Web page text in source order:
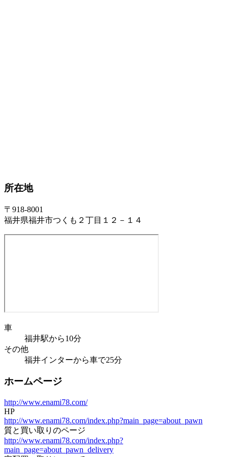
所在地
〒918-8001
福井県福井市つくも２丁目１２－１４
車
福井駅から10分
その他
福井インターから車で25分
ホームページ
http://www.enami78.com/
HP
http://www.enami78.com/index.php?main_page=about_pawn
質と買い取りのページ
http://www.enami78.com/index.php?
main_page=about_pawn_delivery